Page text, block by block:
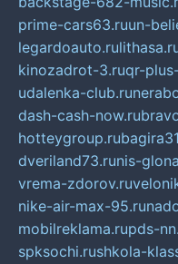
prime-cars63.ruun-
legardoauto.ru
kinozadrot-3.ruqr-
udalenka-club.ru
dash-cash-now.ru
hotteygroup.ru
dveriland73.runis-
vrema-zdorov.ru
nike-air-max-95.ru
mobilreklama.rupds-
spksochi.rushkola-